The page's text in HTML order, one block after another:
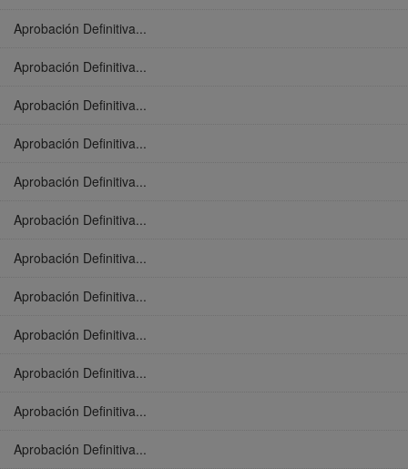
Aprobación Definitiva...
Aprobación Definitiva...
Aprobación Definitiva...
Aprobación Definitiva...
Aprobación Definitiva...
Aprobación Definitiva...
Aprobación Definitiva...
Aprobación Definitiva...
Aprobación Definitiva...
Aprobación Definitiva...
Aprobación Definitiva...
Aprobación Definitiva...